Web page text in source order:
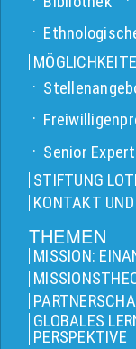
Senior Expert
STIFTUNG
KONTAKT
THEMEN
MISSION:
GLOBALES
PERSPEKTIVE